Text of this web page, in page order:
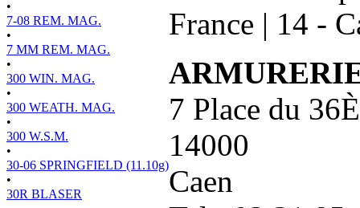
•
7-08 REM. MAG.
•
7 MM REM. MAG.
•
300 WIN. MAG.
•
300 WEATH. MAG.
•
300 W.S.M.
•
30-06 SPRINGFIELD (11.10g)
•
30R BLASER
France | 14 -
7 Place du
14000
Caen